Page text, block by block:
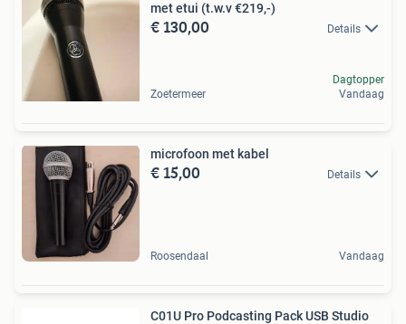
met etui (t.w.v €219,-)
€ 130,00 Details
Zoetermeer
Dagtopper
Vandaag
microfoon met kabel
€ 15,00 Details
Roosendaal Vandaag
C01U Pro Podcasting Pack USB Studio